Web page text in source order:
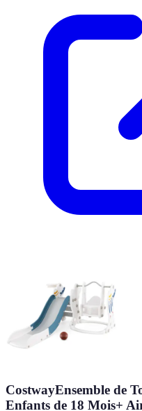
CostwayEnsemble de
Enfants de 18 Mois+